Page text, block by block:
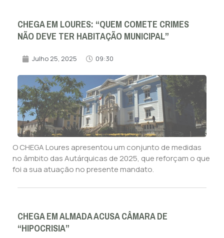
CHEGA EM LOURES: “QUEM COMETE CRIMES
NÃO DEVE TER HABITAÇÃO MUNICIPAL”
Julho 25, 2025 09:30
O CHEGA Loures apresentou um conjunto de medidas
no âmbito das Autárquicas de 2025, que reforçam o que
foi a sua atuação no presente mandato.
CHEGA EM ALMADA ACUSA CÂMARA DE
“HIPOCRISIA”